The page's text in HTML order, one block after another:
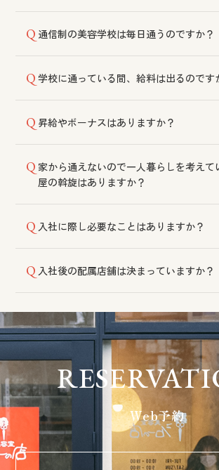
門学校へ入学し、働きながら週1回のスク
っていただきます。免許をお持ちでない
通信制の美容学校は毎日通うのですか？
いません。
学校に通っている間、給料は出るのです
利用は不要です。
昇給やボーナスはありますか？
客紹介手当なども設けております。昇給は
く技術習得のタイミングごとです。ボーナ
応じて支給しており、直近3年間は支給実
す。
家から通えないので一人暮らしを考えて
屋の斡旋はありますか？
しており、経済的にもメリットのある制度
いずれへのアクセスも良好な立地です。
入社に際し必要なことはありますか？
の幅が広がりますので取得をおすすめして
入社後の配属店舗は決まっていますか？
に指定することはできません。各店舗は
り、車で10〜20分程度の距離です。
Web予約